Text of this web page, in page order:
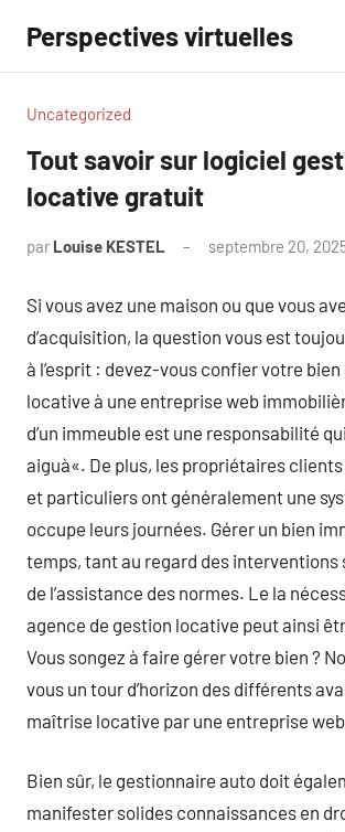
contenu
Perspectives virtuelles
Uncategorized
Tout savoir sur logiciel
locative gratuit
par Louise KESTEL septembre 20,
Si vous avez une maison ou que vous
d’acquisition, la question vous est
à l’esprit : devez-vous confier votre
locative à une entreprise web
d’un immeuble est une responsabilité
aiguà«. De plus, les propriétaires
et particuliers ont généralement une
occupe leurs journées. Gérer un bien
temps, tant au regard des interventions
de l’assistance des normes. Le la
agence de gestion locative peut ainsi
Vous songez à faire gérer votre bien ?
vous un tour d’horizon des différents
maîtrise locative par une entreprise
Bien sûr, le gestionnaire auto doit
manifester solides connaissances en